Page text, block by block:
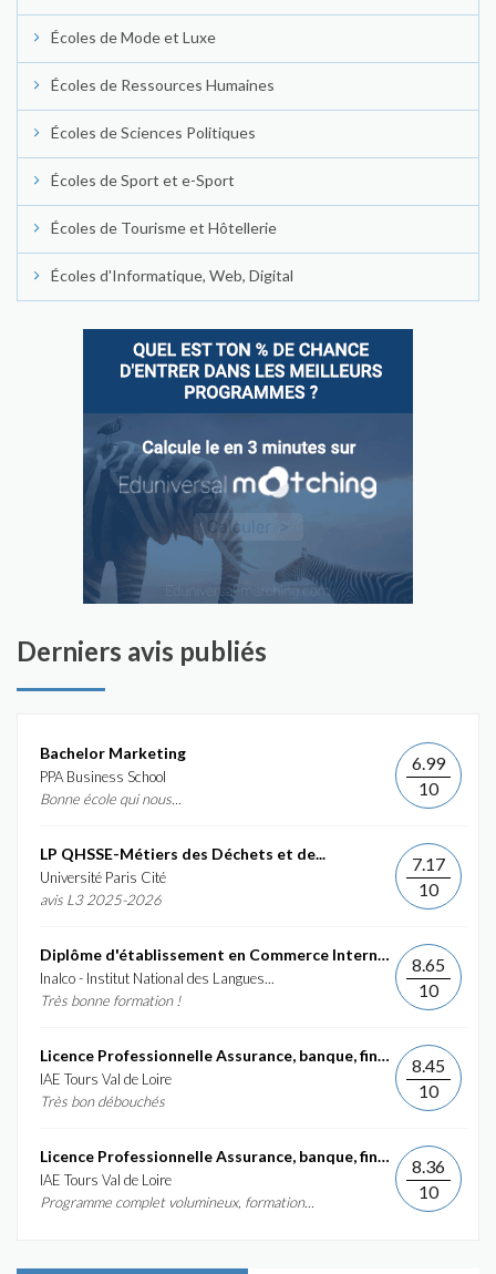
Écoles de Mode et Luxe
Écoles de Ressources Humaines
Écoles de Sciences Politiques
Écoles de Sport et e-Sport
Écoles de Tourisme et Hôtellerie
Écoles d'Informatique, Web, Digital
Derniers avis publiés
Bachelor Marketing
PPA Business School
Bonne école qui nous...
6.99
10
LP QHSSE-Métiers des Déchets et de...
Université Paris Cité
avis L3 2025-2026
7.17
10
Diplôme d'établissement en Commerce International et...
Inalco - Institut National des Langues...
Très bonne formation !
8.65
10
Licence Professionnelle Assurance, banque, finance :...
IAE Tours Val de Loire
Très bon débouchés
8.45
10
Licence Professionnelle Assurance, banque, finance :...
IAE Tours Val de Loire
Programme complet volumineux, formation...
8.36
10